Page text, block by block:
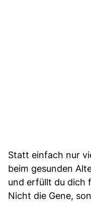
Statt einfach nur
beim gesunden
und erfüllt du dich
Nicht die Gene,